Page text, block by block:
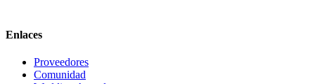
Enlaces
Proveedores
Comunidad